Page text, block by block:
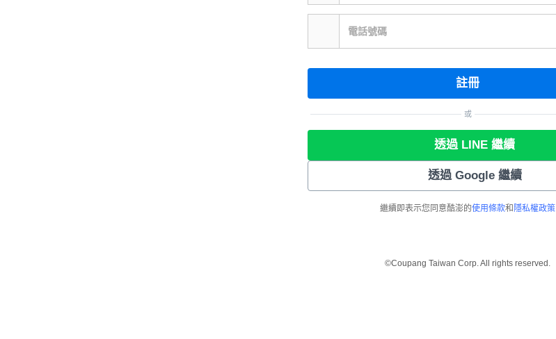
電話號碼
註冊
或
透過 LINE 繼續
透過 Google 繼續
繼續即表示您同意酷澎的使用條款和 隱私權政策
©Coupang Taiwan Corp. All rights reserved.